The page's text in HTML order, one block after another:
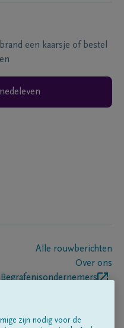
een kaarsje of bestel
Alle rouwberichten
Over ons
Begrafenisondernemers
zijn nodig voor de